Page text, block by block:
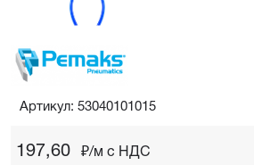
197,60 ₽/м c НДС
Артикул: 53040101015